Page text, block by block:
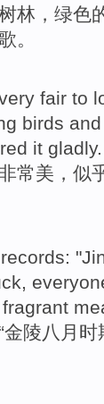
林 ， 绿色
。
fair to
birds
it gladly.
常美 ， 似
records: "
fragrant
金陵 八月 时